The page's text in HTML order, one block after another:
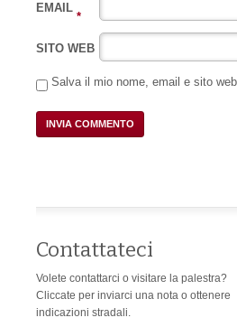
EMAIL
*
SITO WEB
Salva il mio nome, email e sito
Contattateci
Volete contattarci o visitare la palestra?
Cliccate per inviarci una nota o ottenere
indicazioni stradali.